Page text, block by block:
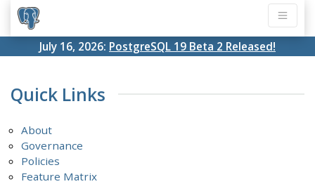
July 16, 2026: PostgreSQL 19 Beta 2 Released!
Quick Links
About
Governance
Policies
Feature Matrix